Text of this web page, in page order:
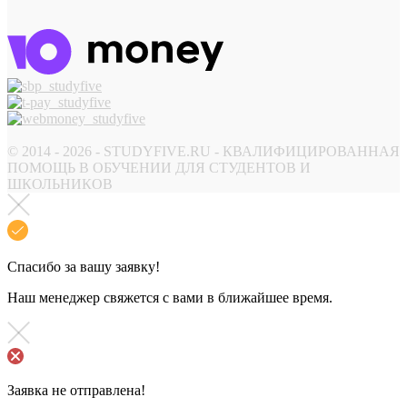
© 2014 - 2026 - STUDYFIVE.RU - КВАЛИФИЦИРОВАННАЯ
ПОМОЩЬ В ОБУЧЕНИИ ДЛЯ СТУДЕНТОВ И
ШКОЛЬНИКОВ
Спасибо за вашу заявку!
Наш менеджер свяжется с вами в ближайшее время.
Заявка не отправлена!